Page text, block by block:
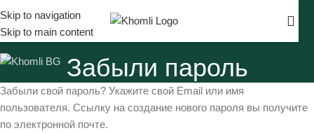
Skip to navigation
Skip to main content
Забыли пароль
Забыли свой пароль? Укажите свой Email или имя
пользователя. Ссылку на создание нового пароля вы получите
по электронной почте.